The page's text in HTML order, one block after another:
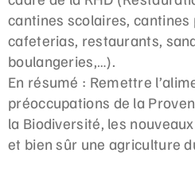
cantines scolaires, cantines
cafeterias, restaurants,
boulangeries,…).
En résumé : Remettre
préoccupations de la
la Biodiversité, les
et bien sûr une agriculture